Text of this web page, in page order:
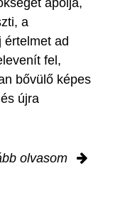
ápolja,
a
értelmet ad
fel,
bővülő képes
újra
olvasom